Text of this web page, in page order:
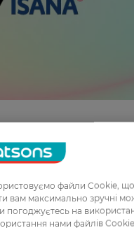
файли Cookie,
вам максимально зручні
погоджуєтесь на
нами файлів